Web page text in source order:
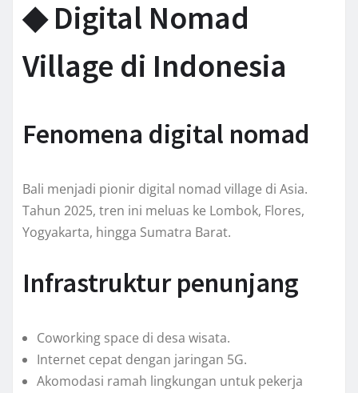
◆ Digital Nomad
Village di Indonesia
Fenomena digital nomad
Bali menjadi pionir digital nomad village di Asia.
Tahun 2025, tren ini meluas ke Lombok, Flores,
Yogyakarta, hingga Sumatra Barat.
Infrastruktur penunjang
Coworking space di desa wisata.
Internet cepat dengan jaringan 5G.
Akomodasi ramah lingkungan untuk pekerja